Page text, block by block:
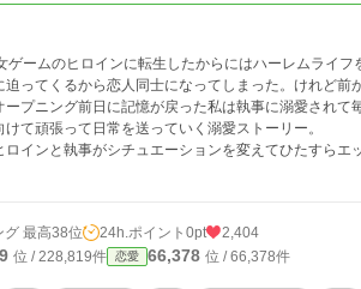
ゲームのヒロインに転生したからにはハーレムライ
迫ってくるから恋人同士になってしまった。けれど
ープニング前日に記憶が戻った私は執事に溺愛され
けて頑張って日常を送っていく溺愛ストーリー。
インと執事がシチュエーションを変えてひたすら
グ 最高38位 24h.ポイント 0pt 2,404
位 / 228,819件 恋愛 66,378 位 / 66,378件